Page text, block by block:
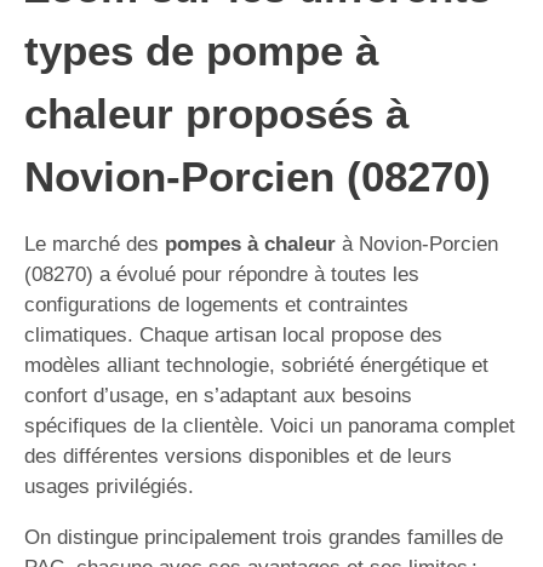
types de pompe à
chaleur proposés à
Novion-Porcien (08270)
Le marché des pompes à chaleur à Novion-Porcien
(08270) a évolué pour répondre à toutes les
configurations de logements et contraintes
climatiques. Chaque artisan local propose des
modèles alliant technologie, sobriété énergétique et
confort d’usage, en s’adaptant aux besoins
spécifiques de la clientèle. Voici un panorama complet
des différentes versions disponibles et de leurs
usages privilégiés.
On distingue principalement trois grandes familles de